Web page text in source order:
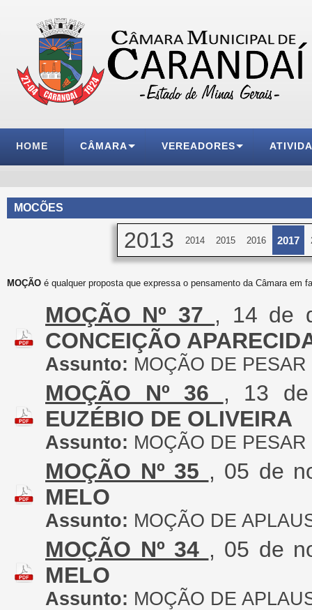
HOME CÂMARA VEREADORES
MOCÕES
2013 2014 2015 2016 2017
MOÇÃO é qualquer proposta que expressa o pensamento da Câmara em
MOÇÃO Nº 37 , 14 de
CONCEIÇÃO
Assunto: MOÇÃO DE PESAR
MOÇÃO Nº 36 , 13
EUZÉBIO DE OLIVEIRA
Assunto: MOÇÃO DE PESAR
MOÇÃO Nº 35 , 05 de
MELO
Assunto: MOÇÃO DE
MOÇÃO Nº 34 , 05 de
MELO
Assunto: MOÇÃO DE